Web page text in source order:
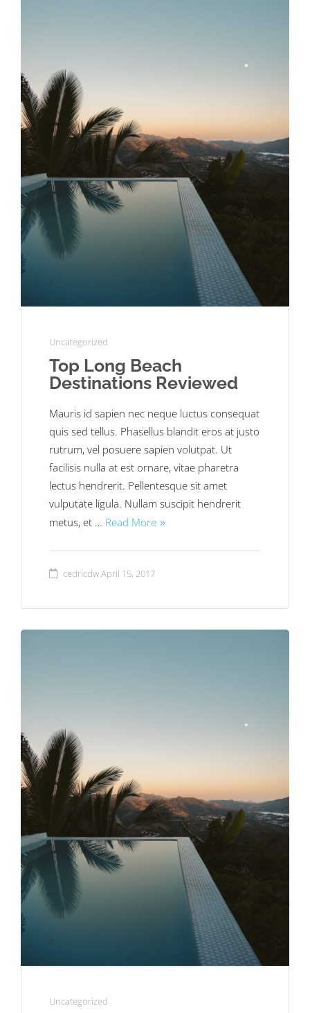
Uncategorized
Top Long Beach
Destinations Reviewed
Mauris id sapien nec neque luctus consequat
quis sed tellus. Phasellus blandit eros at justo
rutrum, vel posuere sapien volutpat. Ut
facilisis nulla at est ornare, vitae pharetra
lectus hendrerit. Pellentesque sit amet
vulputate ligula. Nullam suscipit hendrerit
metus, et … Read More
cedricdwApril 15, 2017
Uncategorized